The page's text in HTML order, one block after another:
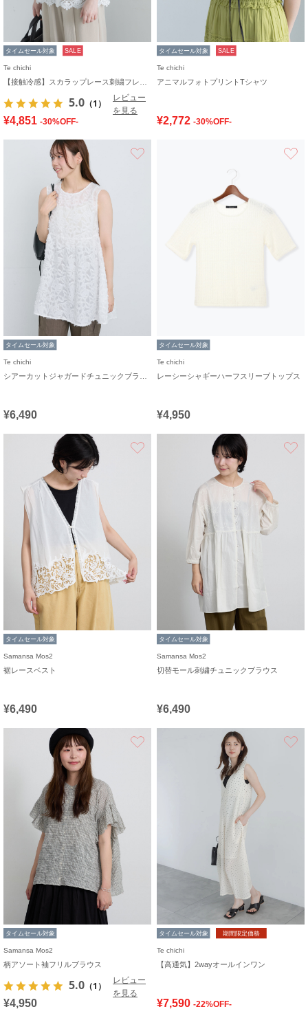
タイムセール対象 SALE
Te chichi
5.0 （1）
レビュー
を見る
¥4,851 -30%OFF-
タイムセール対象 SALE
Te chichi
アニマルフォトプリントTシャツ
¥2,772 -30%OFF-
タイムセール対象
Te chichi
¥6,490
タイムセール対象
Te chichi
レーシーシャギーハーフスリーブトップス
¥4,950
タイムセール対象
Samansa Mos2
裾レースベスト
¥6,490
タイムセール対象
Samansa Mos2
切替モール刺繍チュニックブラウス
¥6,490
タイムセール対象
Samansa Mos2
柄アソート袖フリルブラウス
5.0 （1）
レビュー
を見る
¥4,950
タイムセール対象 期間限定価格
Te chichi
【高通気】2wayオールインワン
¥7,590 -22%OFF-